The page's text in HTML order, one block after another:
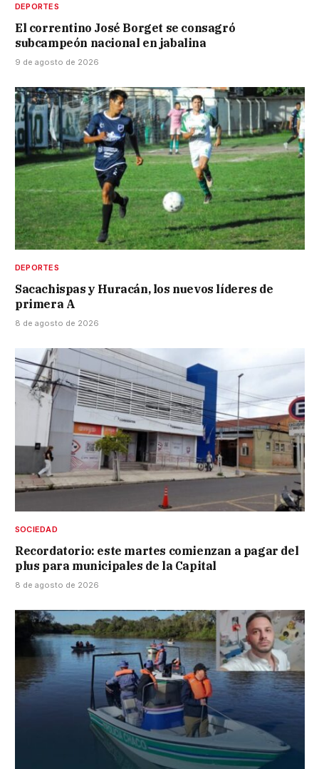
DEPORTES
El correntino José Borget se consagró
subcampeón nacional en jabalina
9 de agosto de 2026
DEPORTES
Sacachispas y Huracán, los nuevos líderes de
primera A
8 de agosto de 2026
SOCIEDAD
Recordatorio: este martes comienzan a pagar del
plus para municipales de la Capital
8 de agosto de 2026